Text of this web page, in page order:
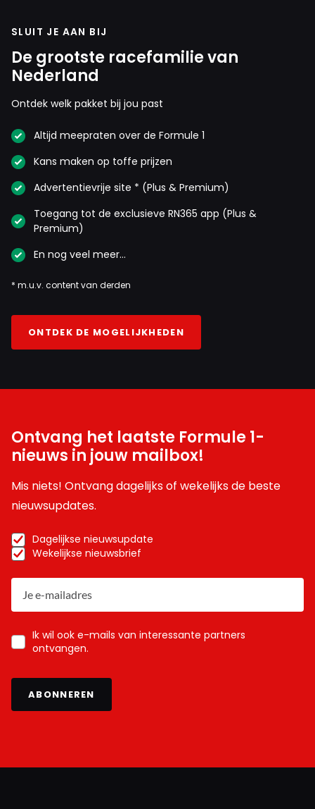
Georgina van Adrichem
Ik vind die Kravitz een raar mannetje om met dit verhaal
te komen. Hij schrijft wel rare dingen over coureurs.
dan ook.
is. Er zit een verschil tussen een smeercampagne
voeren of kritisch zijn.
melden met een RN365-account.
SLUIT JE AAN BIJ
De grootste racefamilie van
Nederland
Ontdek welk pakket bij jou past
Altijd meepraten over de Formule 1
Kans maken op toffe prijzen
Advertentievrije site * (Plus & Premium)
Toegang tot de exclusieve RN365 app (Plus &
Premium)
En nog veel meer…
* m.u.v. content van derden
ONTDEK DE MOGELIJKHEDEN
Ontvang het laatste Formule 1-
nieuws in jouw mailbox!
Mis niets! Ontvang dagelijks of wekelijks de beste
nieuwsupdates.
Dagelijkse nieuwsupdate
Wekelijkse nieuwsbrief
Ik wil ook e-mails van interessante partners
ontvangen.
ABONNEREN